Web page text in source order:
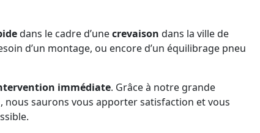
dans le cadre d’unecrevaison dans la ville de
d’un montage, ou encore d’un équilibrage pneu
immédiate. Grâce à notre grande
nous saurons vous apporter satisfaction et vous